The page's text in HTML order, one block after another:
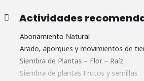
Actividades
Abonamiento Natural
Arado, aporques y movimientos de
Siembra de Plantas – Flor – Raíz
Siembra de plantas Frutos y semillas